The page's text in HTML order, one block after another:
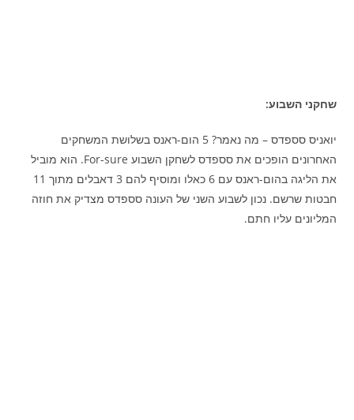
שחקני השבוע:
יואניס סספדס – מה נאמר? 5 הום-ראנס בשלושת המשחקים
האחרונים הופכים את סספדס לשחקן השבוע For-sure. הוא מוביל
את הליגה בהום-ראנס עם 6 כאלו ומוסיף להם 3 דאבלים מתוך 11
חבטות שרשם. נכון לשבוע השני של העונה סספדס מצדיק את חוזה
המליונים עליו חתם.